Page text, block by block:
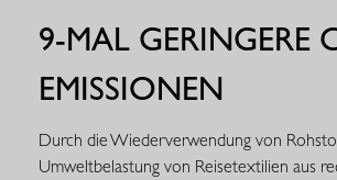
9-MAL GERINGERE
EMISSIONEN
Durch die Wiederverwendung von
Umweltbelastung von Reisetextilien aus